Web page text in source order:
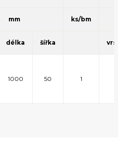
mm ks/bm
délka šířka vrstva
1000 50 1